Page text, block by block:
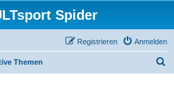
Spider
Anmelden
Registrieren
Themen